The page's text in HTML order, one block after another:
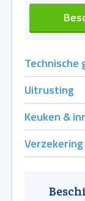
Technische
Uitrusting
Keuken &